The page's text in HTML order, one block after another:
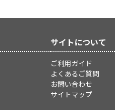
サイトについて
ご利用ガイド
よくあるご質問
お問い合わせ
サイトマップ